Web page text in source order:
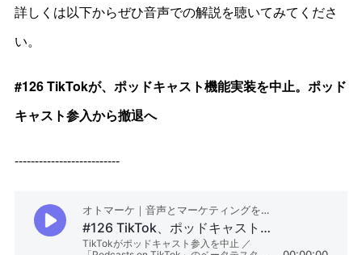
詳しくは以下からぜひ音声での解説を聴いてみてくださ
い。
#126 TikTokが、ポッドキャスト機能実装を中止。ポッド
キャスト参入から撤退へ
--------------------------